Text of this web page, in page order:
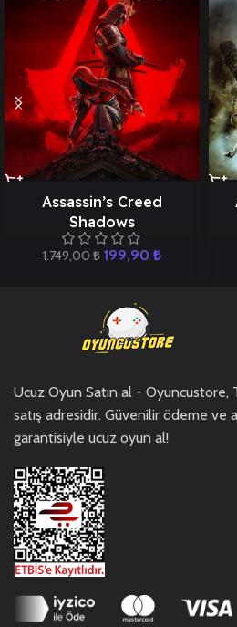
Assassin’s Creed
Shadows
1.749,00₺ 199,90 ₺
Ucuz Oyun Satın al - Oyuncustore,
satış adresidir. Güvenilir ödeme ve
garantisiyle ucuz oyun al!